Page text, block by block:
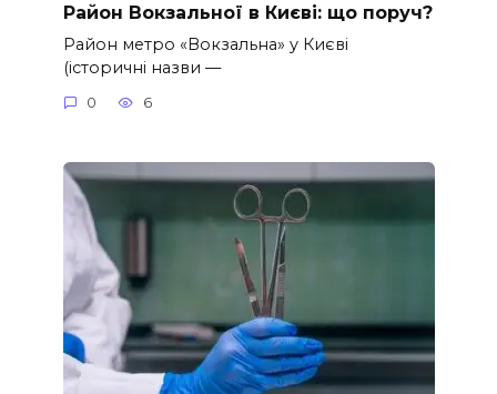
Район Вокзальної в Києві: що поруч?
Район метро «Вокзальна» у Києві
(історичні назви —
0 6